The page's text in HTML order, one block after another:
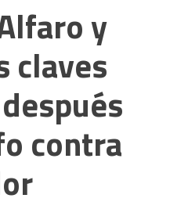
y
claves
contra